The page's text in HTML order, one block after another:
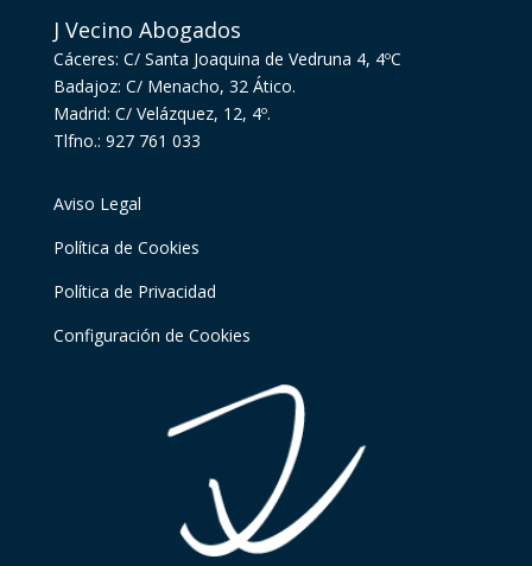
J Vecino Abogados
Cáceres: C/ Santa Joaquina de Vedruna 4, 4ºC
Badajoz: C/ Menacho, 32 Ático.
Madrid: C/ Velázquez, 12, 4º.
Tlfno.: 927 761 033
Aviso Legal
Política de Cookies
Política de Privacidad
Configuración de Cookies